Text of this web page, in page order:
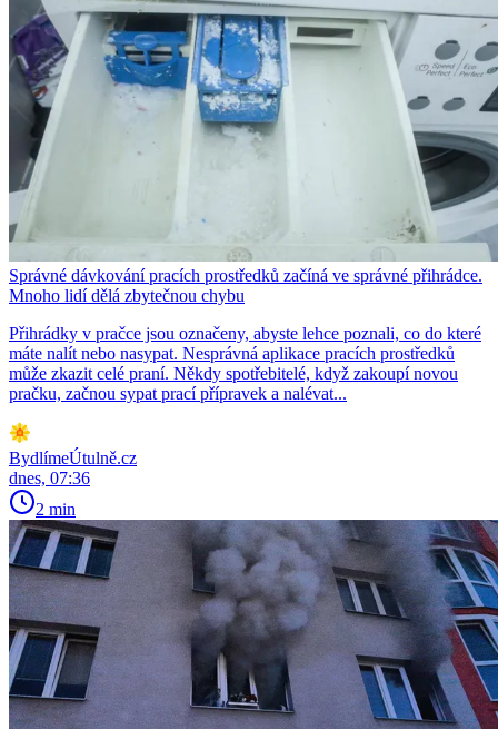
Správné dávkování pracích prostředků začíná ve správné přihrádce.
Mnoho lidí dělá zbytečnou chybu
Přihrádky v pračce jsou označeny, abyste lehce poznali, co do které
máte nalít nebo nasypat. Nesprávná aplikace pracích prostředků
může zkazit celé praní. Někdy spotřebitelé, když zakoupí novou
pračku, začnou sypat prací přípravek a nalévat...
BydlímeÚtulně.cz
dnes, 07:36
2 min